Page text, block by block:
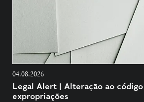
04.08.2026
Legal Alert | Alteração ao código
expropriações